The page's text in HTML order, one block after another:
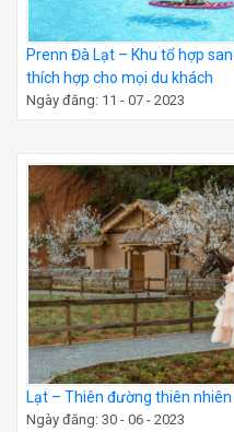
Prenn Đà Lạt – Khu tổ hợp
thích hợp cho mọi du khách
Ngày đăng: 11 - 07 - 2023
Lạt – Thiên đường thiên
Ngày đăng: 30 - 06 - 2023